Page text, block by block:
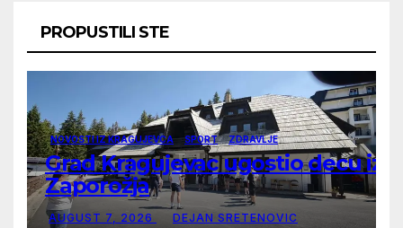
PROPUSTILI STE
NOVOSTI IZ KRAGUJEVCA SPORT ZDRAVLJE
Grad Kragujevac ugostio decu iz
Zaporožja
AUGUST 7, 2026 DEJAN SRETENOVIC